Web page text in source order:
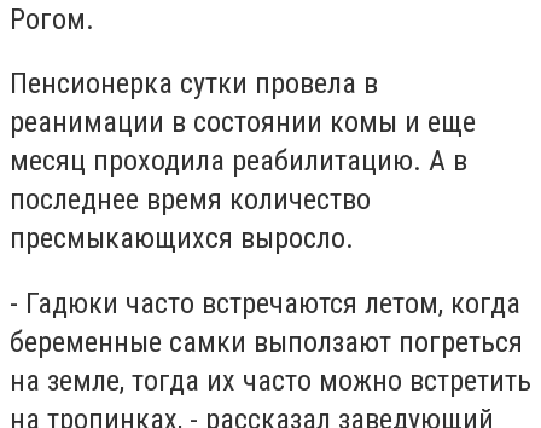
Рогом.
Пенсионерка сутки провела в
реанимации в состоянии комы и еще
месяц проходила реабилитацию. А в
последнее время количество
пресмыкающихся выросло.
- Гадюки часто встречаются летом, когда
беременные самки выползают погреться
на земле, тогда их часто можно встретить
на тропинках, - рассказал заведующий